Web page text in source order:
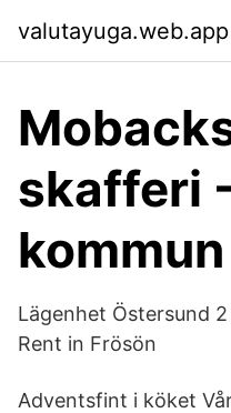
valutayuga.web.app
skafferi
kommun
Lägenhet Östersund
Rent in Frösön
Adventsfint i köket